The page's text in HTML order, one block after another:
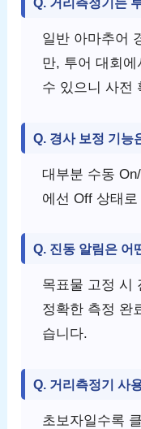
일반 아마추어
만, 투어 대회
수 있으니 사전
Q. 경사 보정 기능
대부분 수동
에선 Off 상태
Q. 진동 알림은 어
목표물 고정 시
정확한 측정 완
습니다.
Q. 거리측정기 사
초보자일수록